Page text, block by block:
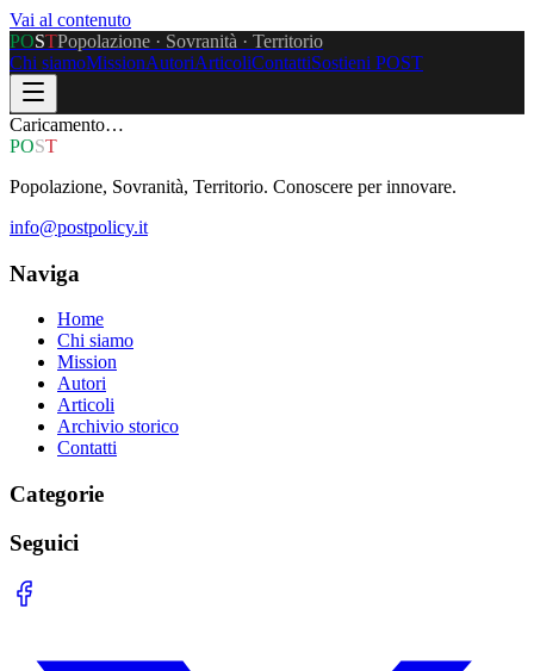
Vai al contenuto
POSTPopolazione · Sovranità · Territorio
Chi siamoMissionAutoriArticoliContattiSostieni POST
Caricamento…
POST
Popolazione, Sovranità, Territorio. Conoscere per innovare.
info@postpolicy.it
Naviga
Home
Chi siamo
Mission
Autori
Articoli
Archivio storico
Contatti
Categorie
Seguici